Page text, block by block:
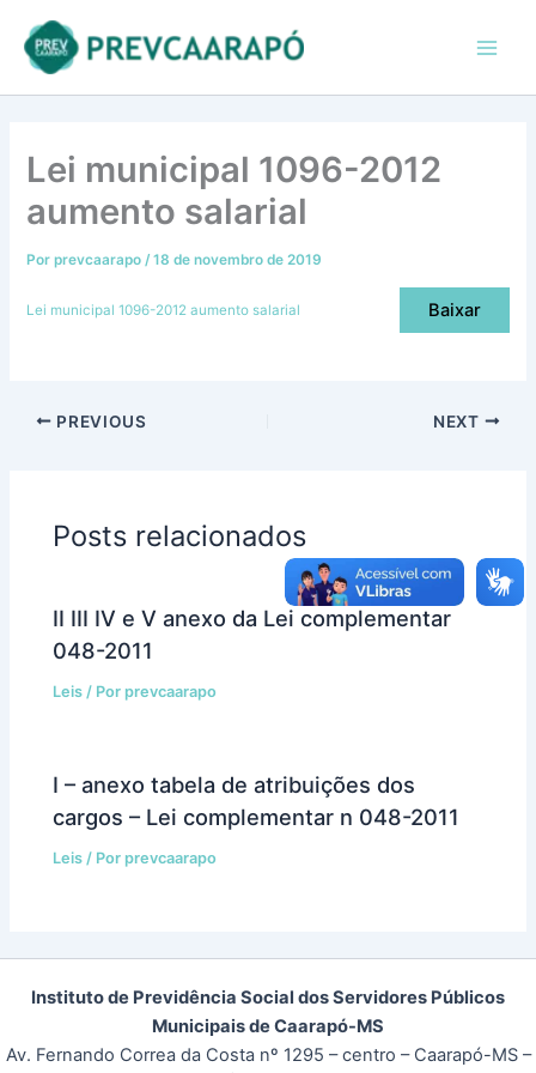
para
conteúdo
Lei municipal 1096-2012
aumento salarial
Porprevcaarapo /18 de novembro de 2019
Lei municipal 1096-2012 aumento salarial Baixar
PREVIOUS NEXT
Posts relacionados
II III IV e V anexo da Lei complementar
048-2011
Leis / Porprevcaarapo
I – anexo tabela de atribuições dos
cargos – Lei complementar n 048-2011
Leis / Porprevcaarapo
Instituto de Previdência Social dos Servidores Públicos
Municipais de Caarapó-MS
Av. Fernando Correa da Costa nº 1295 – centro – Caarapó-MS –